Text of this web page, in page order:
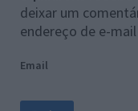
deixar um
endereço de e-
Email